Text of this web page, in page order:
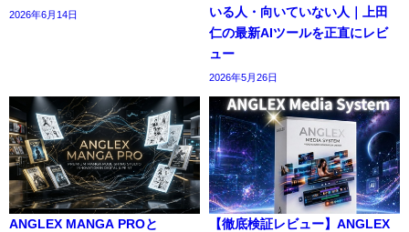
2026年6月14日
いる人・向いていない人｜上田
仁の最新AIツールを正直にレビ
ュー
2026年5月26日
ANGLEX MANGA PROと
【徹底検証レビュー】ANGLEX